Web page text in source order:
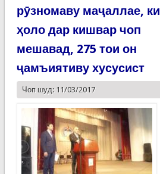
рӯзномаву маҷаллае, ки
ҳоло дар кишвар чоп
мешавад, 275 тои он
ҷамъиятиву хусусист
Чоп шуд: 11/03/2017